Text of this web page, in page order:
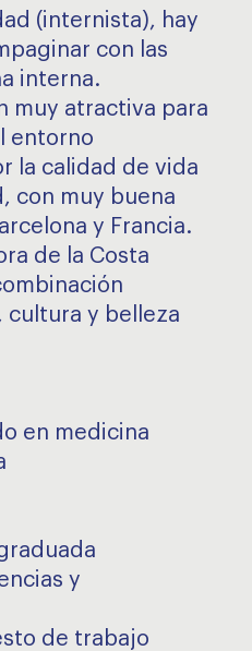
(internista), hay
con las
interna.
muy atractiva para
entorno
la calidad de vida
con muy buena
y Francia.
de la Costa
cultura y belleza
en medicina
y
de trabajo